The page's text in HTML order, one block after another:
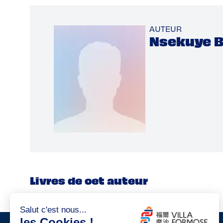
AUTEUR
Nsekuye
Livres de cet auteur